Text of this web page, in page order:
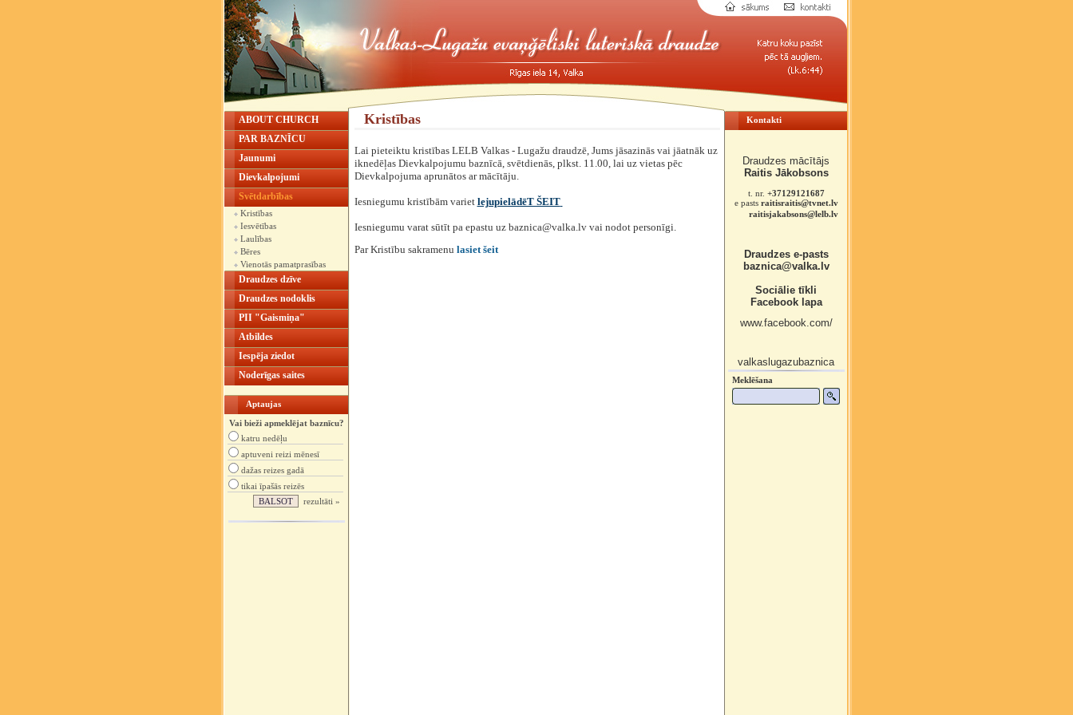
ABOUT CHURCH
PAR BAZNĪCU
Jaunumi
Dievkalpojumi
Svētdarbības
Kristības
Iesvētības
Laulības
Bēres
Vienotās pamatprasības
Draudzes dzīve
Draudzes nodoklis
PII "Gaismiņa"
Atbildes
Iespēja ziedot
Noderīgas saites
Aptaujas
Vai bieži apmeklējat baznīcu?
katru nedēļu
aptuveni reizi mēnesī
dažas reizes gadā
tikai īpašās reizēs
rezultāti »
Kristības
Lai pieteiktu kristības LELB Valkas - Lugažu draudzē, Jums jāsazinās vai jāatnāk uz
iknedēļas Dievkalpojumu baznīcā, svētdienās, plkst. 11.00, lai uz vietas pēc
Dievkalpojuma aprunātos ar mācītāju.
Iesniegumu kristībām variet lejupielādēT ŠEIT
Iesniegumu varat sūtīt pa epastu uz baznica@valka.lv vai nodot personīgi.
‌Par Kristību sakramenu lasiet šeit
Kontakti
Draudzes mācītājs
Raitis Jākobsons
t. nr. +37129121687
e pasts raitisraitis@tvnet.lv
raitisjakabsons@lelb.lv
Draudzes e-pasts
baznica@valka.lv
Sociālie tīkli
Facebook lapa
www.facebook.com/
valkaslugazubaznica
Meklēšana